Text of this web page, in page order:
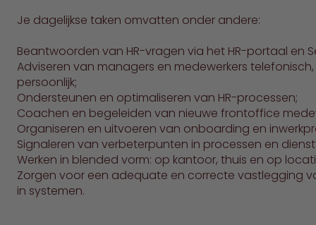
Je dagelijkse taken omvatten onder andere:
Beantwoorden van HR-vragen via het HR-portaal en
Adviseren van managers en medewerkers
persoonlijk;
Ondersteunen en optimaliseren van HR-processen;
Coachen en begeleiden van nieuwe frontoffice
Organiseren en uitvoeren van onboarding en
Signaleren van verbeterpunten in processen en
Werken in blended vorm: op kantoor, thuis en op
Zorgen voor een adequate en correcte vastlegging
in systemen.